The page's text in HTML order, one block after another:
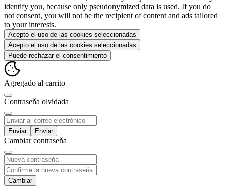
identify you, because only pseudonymized data is used. If you do
not consent, you will not be the recipient of content and ads tailored
to your interests.
Acepto el uso de las cookies seleccionadas
Acepto el uso de las cookies seleccionadas
Puede rechazar el consentimiento
Agregado al carrito
Contraseňa olvidada
Enviar
Cambiar contraseňa